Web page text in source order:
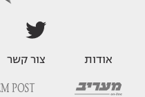
אודות צור קשר